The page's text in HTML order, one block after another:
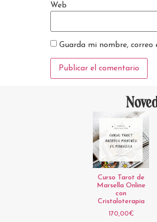
Web
Guarda mi nombre, correo
Curso Tarot de
Marsella Online
con
Cristaloterapia
170,00€